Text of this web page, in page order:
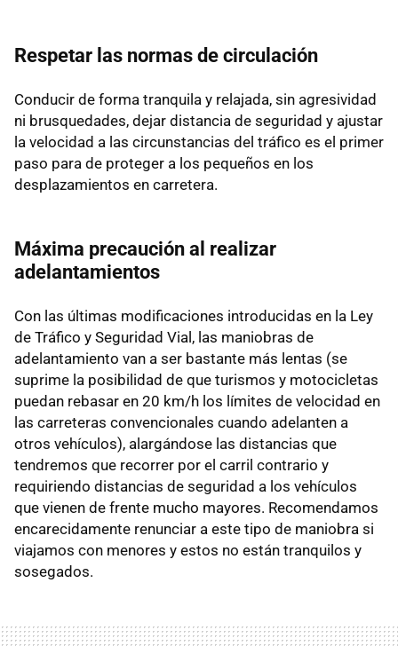
Respetar las normas de circulación
Conducir de forma tranquila y relajada, sin agresividad
ni brusquedades, dejar distancia de seguridad y ajustar
la velocidad a las circunstancias del tráfico es el primer
paso para de proteger a los pequeños en los
desplazamientos en carretera.
Máxima precaución al realizar
adelantamientos
Con las últimas modificaciones introducidas en la Ley
de Tráfico y Seguridad Vial, las maniobras de
adelantamiento van a ser bastante más lentas (se
suprime la posibilidad de que turismos y motocicletas
puedan rebasar en 20 km/h los límites de velocidad en
las carreteras convencionales cuando adelanten a
otros vehículos), alargándose las distancias que
tendremos que recorrer por el carril contrario y
requiriendo distancias de seguridad a los vehículos
que vienen de frente mucho mayores. Recomendamos
encarecidamente renunciar a este tipo de maniobra si
viajamos con menores y estos no están tranquilos y
sosegados.